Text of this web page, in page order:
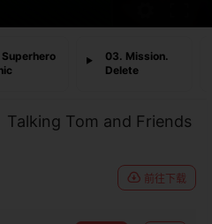
03. Mission.
Delete
Talking Tom and Friends
前往下载